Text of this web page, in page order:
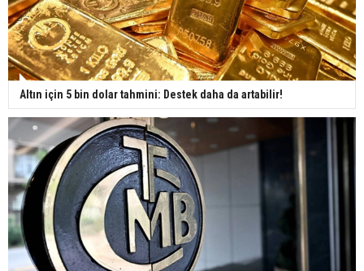
Altın için 5 bin dolar tahmini: Destek daha da artabilir!